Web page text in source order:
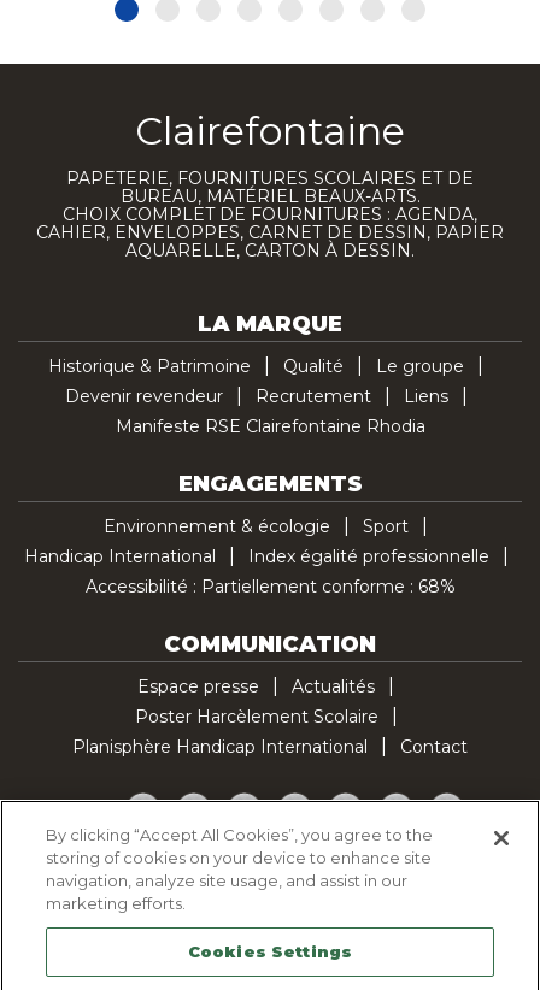
Clairefontaine
PAPETERIE, FOURNITURES SCOLAIRES ET DE
BUREAU, MATÉRIEL BEAUX-ARTS.
CHOIX COMPLET DE FOURNITURES : AGENDA,
CAHIER, ENVELOPPES, CARNET DE DESSIN, PAPIER
AQUARELLE, CARTON À DESSIN.
LA MARQUE
Historique & Patrimoine Qualité
Le groupe
Devenir revendeur
Recrutement
Liens
Manifeste RSE Clairefontaine Rhodia
ENGAGEMENTS
Environnement & écologie
Sport
Handicap International
Index égalité professionnelle
Accessibilité : Partiellement conforme : 68%
COMMUNICATION
Espace presse
Actualités
Poster Harcèlement Scolaire
Planisphère Handicap International
Contact
Facebook
TwitterYouTubePinterestInstagramLinkedInTikTok
Politique d'utilisation des cookies
Politique de confidentialité
Mentions légales
Plan du site
By clicking “Accept All Cookies”, you agree to the
storing of cookies on your device to enhance site
navigation, analyze site usage, and assist in our
marketing efforts.
Cookies Settings